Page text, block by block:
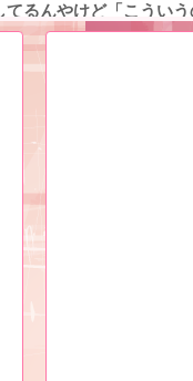
るんやけど「こうい
のよね…」夫「ママを
悟空とベジータの子が産